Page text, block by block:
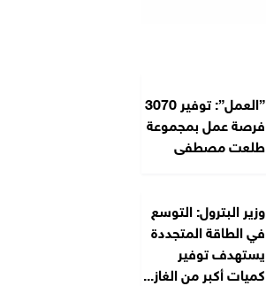
”العمل”: توفير 3070
فرصة عمل بمجموعة
طلعت مصطفى
وزير البترول: التوسع
في الطاقة المتجددة
يستهدف توفير
كميات أكبر من الغاز...